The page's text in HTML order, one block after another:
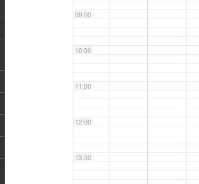
09:00
10:00
11:00
12:00
13:00